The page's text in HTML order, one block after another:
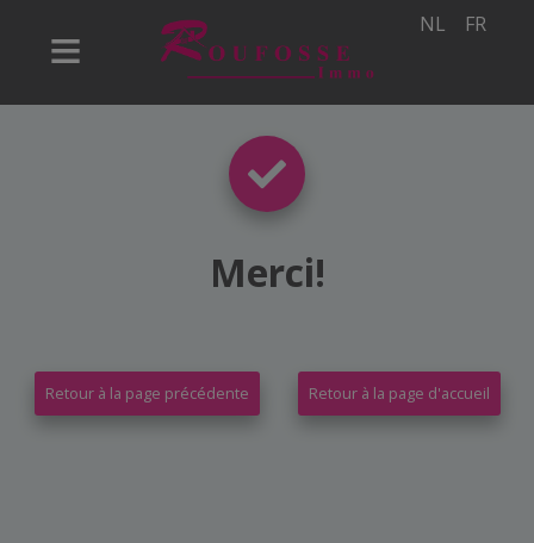
NL FR
Merci!
Retour à la page précédente Retour à la page d'accueil